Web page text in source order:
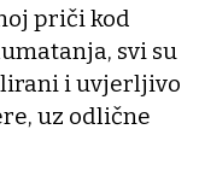
priči kod
svi su
i uvjerljivo
uz odlične